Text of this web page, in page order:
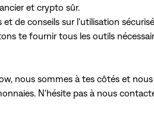
et crypto sûr.
de conseils sur l'utilisation
te fournir tous les outils
nous sommes à tes côtés et
N'hésite pas à nous